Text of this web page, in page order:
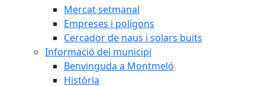
Mercat setmanal
Empreses i polígons
Cercador de naus i solars buits
Informació del municipi
Benvinguda a Montmeló
Història